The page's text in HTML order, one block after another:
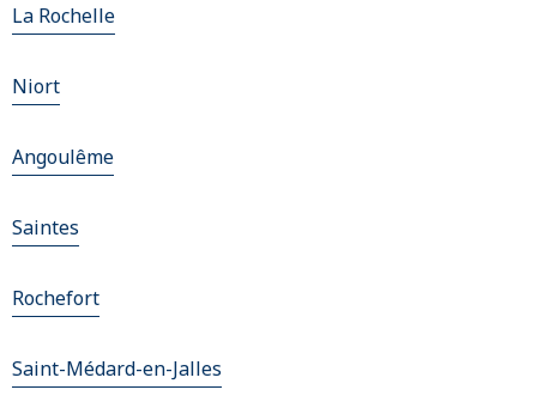
La Rochelle
Niort
Angoulême
Saintes
Rochefort
Saint-Médard-en-Jalles